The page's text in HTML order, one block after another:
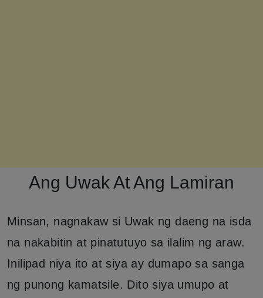
Ang Uwak At Ang Lamiran
Minsan, nagnakaw si Uwak ng daeng na isda
na nakabitin at pinatutuyo sa ilalim ng araw.
Inilipad niya ito at siya ay dumapo sa sanga
ng punong kamatsile. Dito siya umupo at